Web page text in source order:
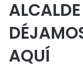
AQUÍ